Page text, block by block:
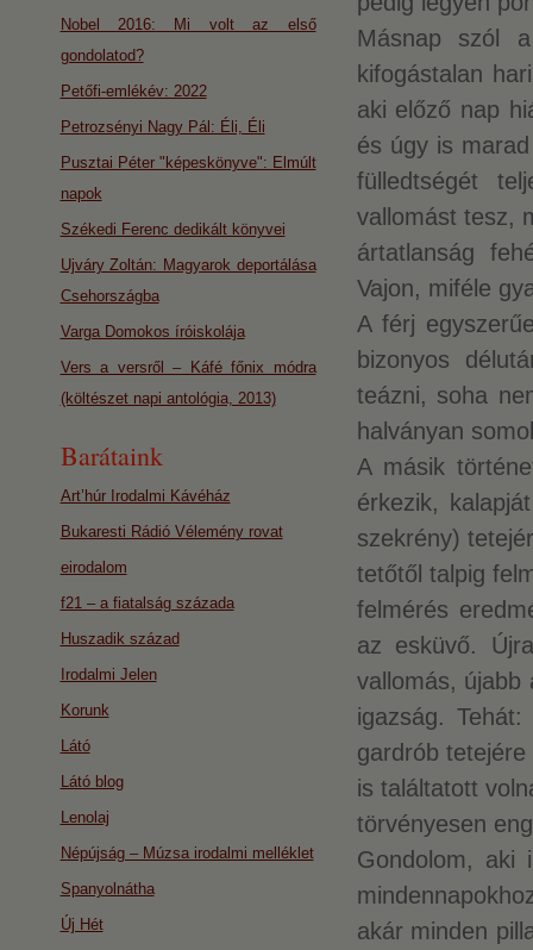
Másnap szól
kifogástalan
aki előző nap
és úgy is
fülledtségét
vallomást tesz,
ártatlanság
Vajon, miféle
A férj
bizonyos
teázni, soha
halványan
A másik
érkezik,
szekrény)
tetőtől talpig
felmérés
az esküvő.
vallomás, újabb
igazság.
gardrób
is találtatott
törvényesen
Gondolom, aki
akár minden
Nobel 2016: Mi volt az első
gondolatod?
Petőfi-emlékév: 2022
Petrozsényi Nagy Pál: Éli, Éli
Pusztai Péter "képeskönyve": Elmúlt
napok
Székedi Ferenc dedikált könyvei
Ujváry Zoltán: Magyarok deportálása
Csehországba
Varga Domokos íróiskolája
Vers a versről – Káfé főnix módra
(költészet napi antológia, 2013)
Barátaink
Art’húr Irodalmi Kávéház
Bukaresti Rádió Vélemény rovat
eirodalom
f21 – a fiatalság százada
Huszadik század
Irodalmi Jelen
Korunk
Látó
Látó blog
Lenolaj
Népújság – Múzsa irodalmi melléklet
Spanyolnátha
Új Hét